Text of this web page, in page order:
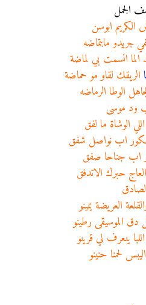
الجمل
ابوسن
جريدو مابتماضه
الما انسمت بي لماضة
الريقك لقاو مو حماضة
الوطا الرماضه
ود موسى
الوشاة ما لفق
اب نواصل شفق
اب جناحا صفق
حبرك الاتدفق
العريضة يمينو
الموسيقى رطينو
ينعرف لي قرينو
لحمنا حنينو